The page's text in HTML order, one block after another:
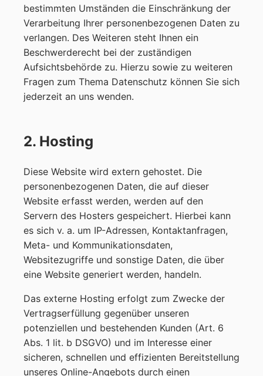
bestimmten Umständen die Einschränkung der
Verarbeitung Ihrer personenbezogenen Daten zu
verlangen. Des Weiteren steht Ihnen ein
Beschwerderecht bei der zuständigen
Aufsichtsbehörde zu. Hierzu sowie zu weiteren
Fragen zum Thema Datenschutz können Sie sich
jederzeit an uns wenden.
2. Hosting
Diese Website wird extern gehostet. Die
personenbezogenen Daten, die auf dieser
Website erfasst werden, werden auf den
Servern des Hosters gespeichert. Hierbei kann
es sich v. a. um IP-Adressen, Kontaktanfragen,
Meta- und Kommunikationsdaten,
Websitezugriffe und sonstige Daten, die über
eine Website generiert werden, handeln.
Das externe Hosting erfolgt zum Zwecke der
Vertragserfüllung gegenüber unseren
potenziellen und bestehenden Kunden (Art. 6
Abs. 1 lit. b DSGVO) und im Interesse einer
sicheren, schnellen und effizienten Bereitstellung
unseres Online-Angebots durch einen